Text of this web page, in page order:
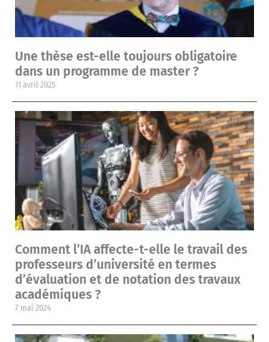
Une thèse est-elle toujours obligatoire
dans un programme de master ?
11 avril 2025
Comment l’IA affecte-t-elle le travail des
professeurs d’université en termes
d’évaluation et de notation des travaux
académiques ?
7 mai 2024